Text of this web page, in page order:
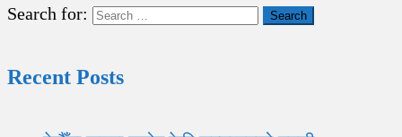
Search for:
Recent Posts